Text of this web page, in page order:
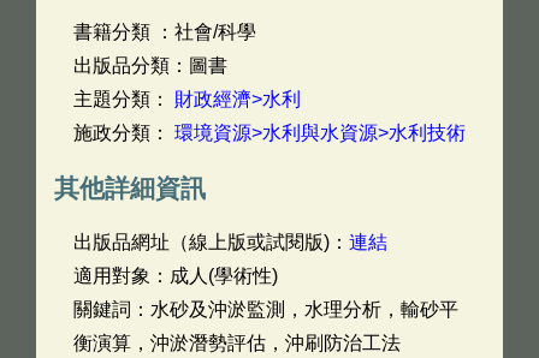
書籍分類 ：社會/科學
出版品分類：圖書
主題分類： 財政經濟>水利
施政分類： 環境資源>水利與水資源>水利技術
其他詳細資訊
出版品網址（線上版或試閱版)： 連結
適用對象：成人(學術性)
關鍵詞：水砂及沖淤監測，水理分析，輸砂平
衡演算，沖淤潛勢評估，沖刷防治工法